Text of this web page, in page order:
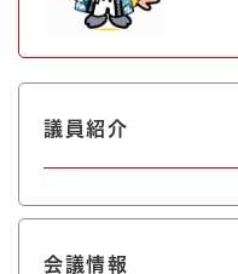
議員紹介
会議情報